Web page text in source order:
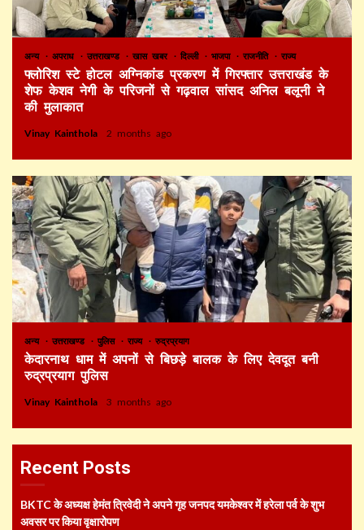
अन्य अपराध उत्तराखण्ड खास खबर दिल्ली भाजपा राजनीति राज्य
फ्लोरिश स्टे होटल अग्निकांड प्रकरण में गिरफ्तार उत्तराखंड के
शेफ केशव नेगी के परिजनों से गढ़वाल सांसद अनिल बलूनी ने
की मुलाकात
Vinay Kainthola 2 months ago
अन्य उत्तराखण्ड पुलिस राज्य रुद्रप्रयाग
केदारनाथ धाम में अपनों से बिछड़े बालक के लिए देवदूत बनी
रुद्रप्रयाग पुलिस
Vinay Kainthola 3 months ago
Recent Posts
BKTC के अध्यक्ष हेमंत त्रिवेदी ने अपने गृह जनपद यमकेश्वर में हरेला पर्व के शुभ
अवसर पर किया वृक्षारोपण